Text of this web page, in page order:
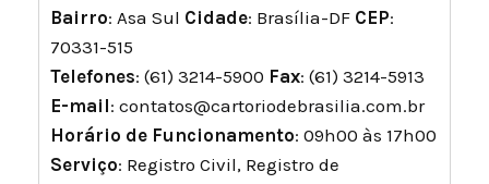
Bairro: Asa Sul Cidade: Brasília-DF CEP:
70331-515
Telefones: (61) 3214-5900 Fax: (61) 3214-5913
E-mail: contatos@cartoriodebrasilia.com.br
Horário de Funcionamento: 09h00 às 17h00
Serviço: Registro Civil, Registro de